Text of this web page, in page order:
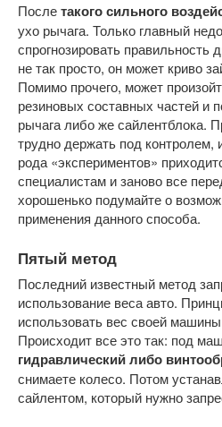
Послетакого сильного
ухо рычага. Только главный
спрогнозировать правильность
не так просто, он может криво
Помимо прочего, может
резиновых составных частей и
рычага либо же сайлентблока.
трудно держать под контролем,
рода «экспериментов»
специалистам и заново все
хорошенько подумайте о
применения данного способа.
Пятый метод
Последний известный метод
использование веса авто.
использовать вес своей
Происходит все это так: под
гидравлический либо
снимаете колесо. Потом
сайлентом, который нужно